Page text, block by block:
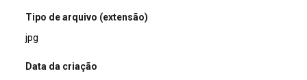
Tipo de arquivo (extensão)
jpg
Data da criação